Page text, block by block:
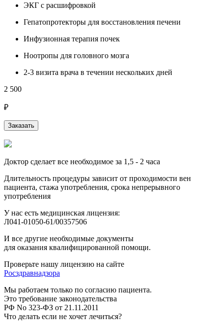
ЭКГ с расшифровкой
Гепатопротекторы для восстановления печени
Инфузионная терапия почек
Ноотропы для головного мозга
2-3 визита врача в течении нескольких дней
2 500
₽
Заказать
Доктор сделает все необходимое за 1,5 - 2 часа
Длительность процедуры зависит от проходимости вен
пациента, стажа употребления, срока непрерывного
употребления
У нас есть медицинская лицензия:
Л041-01050-61/00357506
И все другие необходимые документы
для оказания квалифицированной помощи.
Проверьте нашу лицензию на сайте
Росздравнадзора
Мы работаем только по согласию пациента.
Это требование законодательства
РФ No 323-ФЗ от 21.11.2011
Что делать если не хочет лечиться?